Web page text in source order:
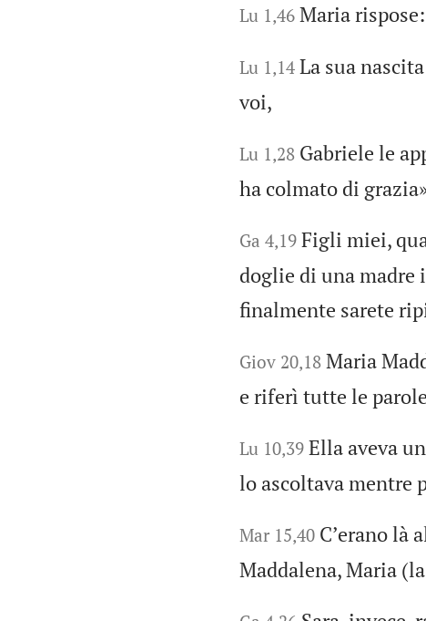
Lu 1,46 Maria
Lu 1,14 La sua
voi,
Lu 1,28 Gabriele le
ha colmato di
Ga 4,19 Figli miei,
doglie di una
finalmente sarete
Giov 20,18 Maria
e riferì tutte le
Lu 10,39 Ella aveva
lo ascoltava mentre
Mar 15,40 Cʼerano là
Maddalena, Maria